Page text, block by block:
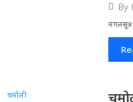
By